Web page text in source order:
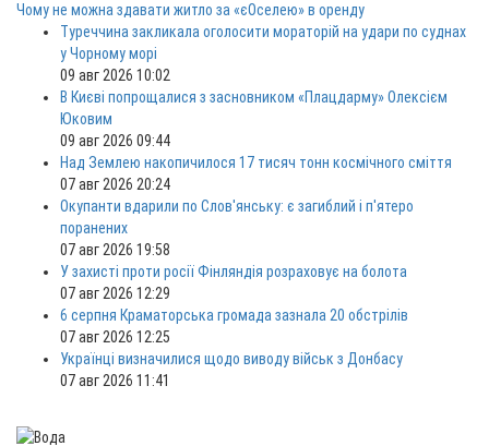
Чому не можна здавати житло за «єОселею» в оренду
Туреччина закликала оголосити мораторій на удари по суднах
у Чорному морі
09 авг 2026 10:02
В Києві попрощалися з засновником «Плацдарму» Олексієм
Юковим
09 авг 2026 09:44
Над Землею накопичилося 17 тисяч тонн космічного сміття
07 авг 2026 20:24
Окупанти вдарили по Слов'янську: є загиблий і п'ятеро
поранених
07 авг 2026 19:58
У захисті проти росії Фінляндія розраховує на болота
07 авг 2026 12:29
6 серпня Краматорська громада зазнала 20 обстрілів
07 авг 2026 12:25
Українці визначилися щодо виводу військ з Донбасу
07 авг 2026 11:41